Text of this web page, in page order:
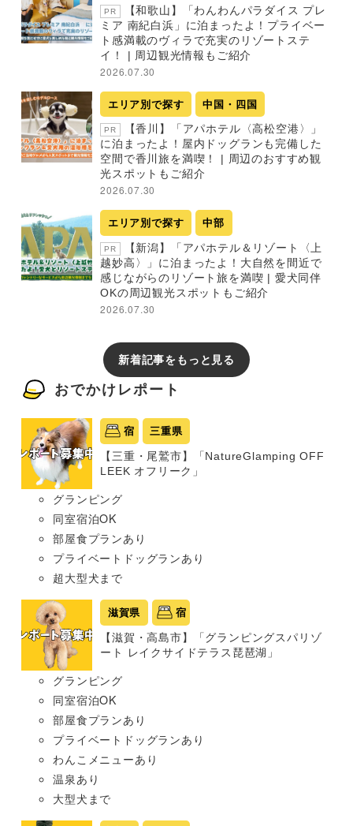
PR
【和歌山】「わんわんパラダイス プレ
ミア 南紀白浜」に泊まったよ！プライベー
ト感満載のヴィラで充実のリゾートステ
イ！ | 周辺観光情報もご紹介
2026.07.30
エリア別で探す 中国・四国
PR
【香川】「アパホテル〈高松空港〉」
に泊まったよ！屋内ドッグランも完備した
空間で香川旅を満喫！ | 周辺のおすすめ観
光スポットもご紹介
2026.07.30
エリア別で探す 中部
PR
【新潟】「アパホテル＆リゾート〈上
越妙高〉」に泊まったよ！大自然を間近で
感じながらのリゾート旅を満喫 | 愛犬同伴
OKの周辺観光スポットもご紹介
2026.07.30
新着記事をもっと見る
おでかけレポート
宿 三重県
【三重・尾鷲市】「NatureGlamping OFF
LEEK オフリーク」
グランピング
同室宿泊OK
部屋食プランあり
プライベートドッグランあり
超大型犬まで
滋賀県 宿
【滋賀・高島市】「グランピングスパリゾ
ート レイクサイドテラス琵琶湖」
グランピング
同室宿泊OK
部屋食プランあり
プライベートドッグランあり
わんこメニューあり
温泉あり
大型犬まで